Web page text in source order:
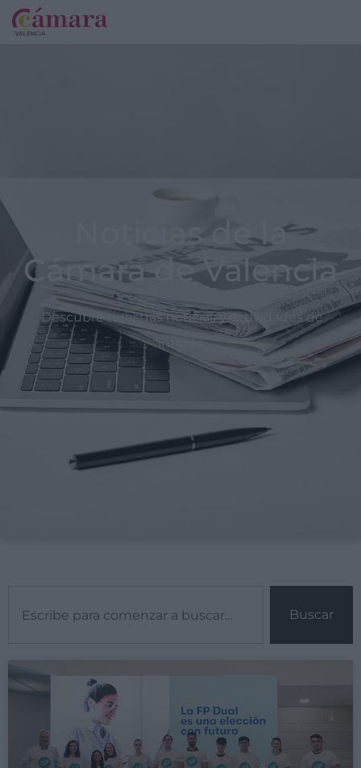
Noticias de la
Cámara de Valencia
Descubre nuestras noticias y actividades de
interés
Buscar